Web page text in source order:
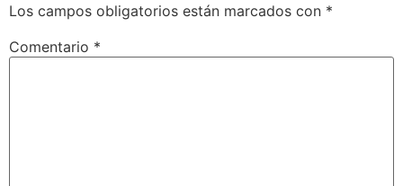
Los campos obligatorios están marcados con *
Comentario *